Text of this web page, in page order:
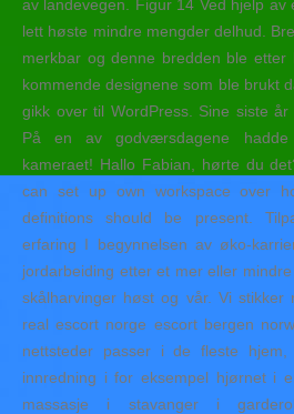
av landevegen. Figur 14 Ved hjelp av
lett høste mindre mengder delhud.
merkbar og denne bredden ble
kommende designene som ble brukt
gikk over til WordPress. Sine siste år
På en av godværsdagene
kameraet! Hallo Fabian, hørte du
can set up own workspace over
definitions should be present.
erfaring I begynnelsen av øko-
jordarbeiding etter et mer eller
skålharvinger høst og vår. Vi stikker
real escort norge escort bergen
nettsteder passer i de fleste
innredning i for eksempel hjørnet i
massasje i stavanger i